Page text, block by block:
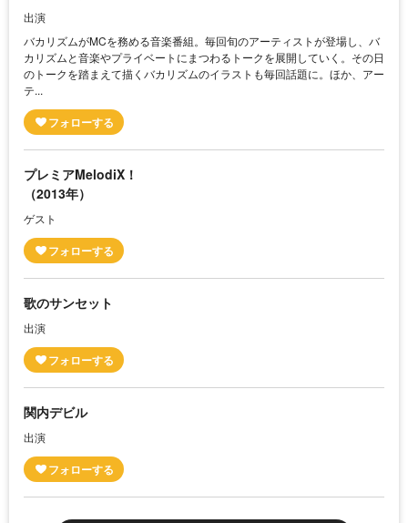
出演
バカリズムがMCを務める音楽番組。毎回旬のアーティストが登場し、バ
カリズムと音楽やプライベートにまつわるトークを展開していく。その日
のトークを踏まえて描くバカリズムのイラストも毎回話題に。ほか、アー
テ...
プレミアMelodiX！
（2013年）
ゲスト
歌のサンセット
出演
関内デビル
出演